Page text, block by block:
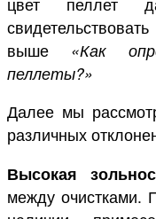
выше «Как
пеллеты?»
Далее мы
различных
Высокая
между очистками.